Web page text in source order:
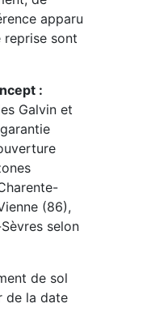
apparu
reprise sont
:
Galvin et
(86),
selon
de sol
de la date